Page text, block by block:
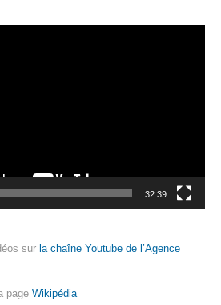
32:39
sur la chaîne Youtube de l’Agence
page Wikipédia